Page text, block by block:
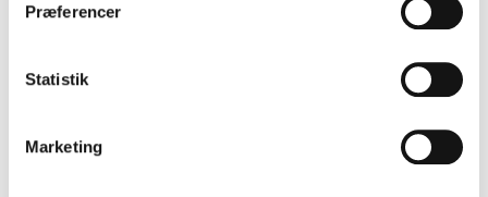
Præferencer
Statistik
Marketing